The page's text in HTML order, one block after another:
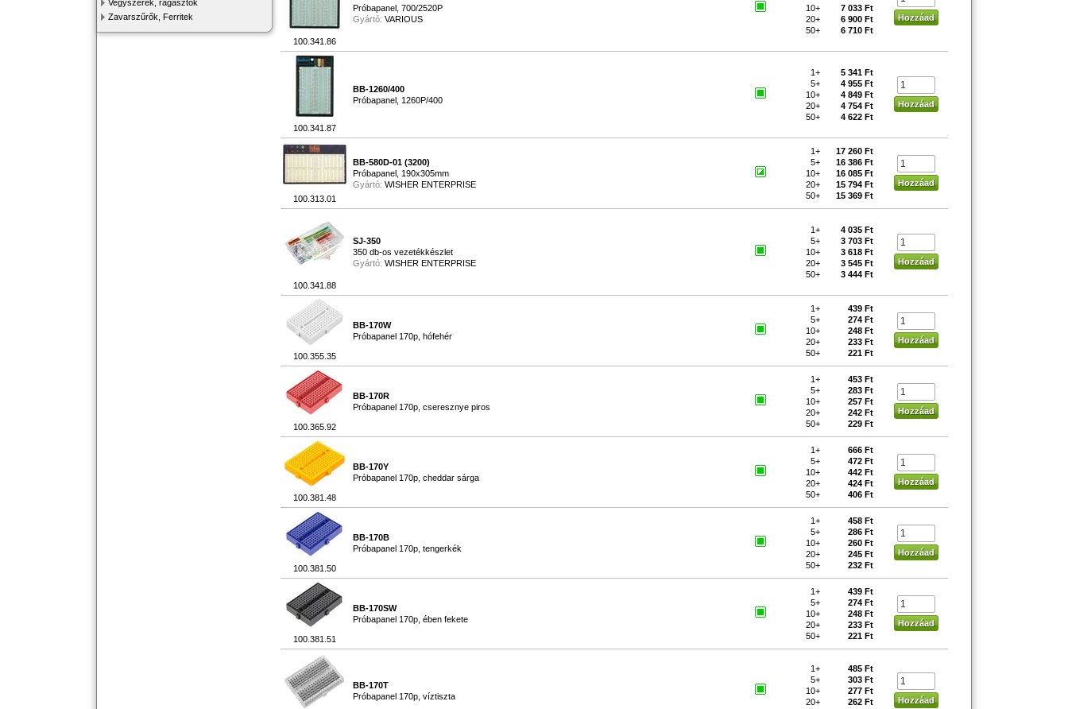
Vegyszerek, ragasztók
Zavarszűrők, Ferritek
100.341.86
Próbapanel, 700/2520P
Gyártó: VARIOUS
10+
7 033 Ft
20+
6 900 Ft
50+
6 710 Ft
100.341.87
BB-1260/400
Próbapanel, 1260P/400
1+
5 341 Ft
5+
4 955 Ft
10+
4 849 Ft
20+
4 754 Ft
50+
4 622 Ft
100.313.01
BB-580D-01 (3200)
Próbapanel, 190x305mm
Gyártó: WISHER ENTERPRISE
1+
17 260 Ft
5+
16 386 Ft
10+
16 085 Ft
20+
15 794 Ft
50+
15 369 Ft
100.341.88
SJ-350
350 db-os vezetékkészlet
Gyártó: WISHER ENTERPRISE
1+
4 035 Ft
5+
3 703 Ft
10+
3 618 Ft
20+
3 545 Ft
50+
3 444 Ft
100.355.35
BB-170W
Próbapanel 170p, hófehér
1+
439 Ft
5+
274 Ft
10+
248 Ft
20+
233 Ft
50+
221 Ft
100.365.92
BB-170R
Próbapanel 170p, cseresznye piros
1+
453 Ft
5+
283 Ft
10+
257 Ft
20+
242 Ft
50+
229 Ft
100.381.48
BB-170Y
Próbapanel 170p, cheddar sárga
1+
666 Ft
5+
472 Ft
10+
442 Ft
20+
424 Ft
50+
406 Ft
100.381.50
BB-170B
Próbapanel 170p, tengerkék
1+
458 Ft
5+
286 Ft
10+
260 Ft
20+
245 Ft
50+
232 Ft
100.381.51
BB-170SW
Próbapanel 170p, ében fekete
1+
439 Ft
5+
274 Ft
10+
248 Ft
20+
233 Ft
50+
221 Ft
BB-170T
Próbapanel 170p, víztiszta
1+
485 Ft
5+
303 Ft
10+
277 Ft
20+
262 Ft